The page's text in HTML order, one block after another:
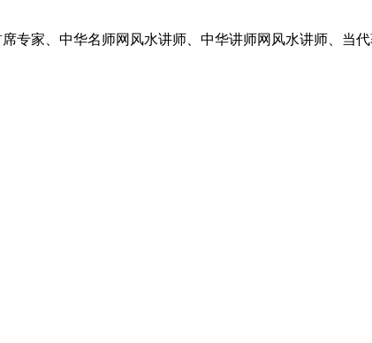
专家、中华名师网风水讲师、中华讲师网风水讲师、当